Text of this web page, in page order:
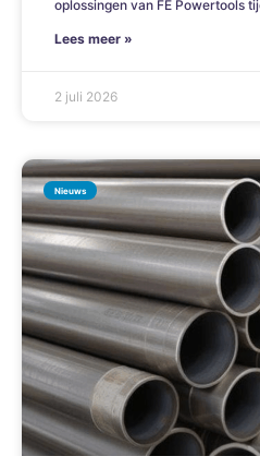
oplossingen van FE Powertools
Lees meer »
2 juli 2026
Nieuws